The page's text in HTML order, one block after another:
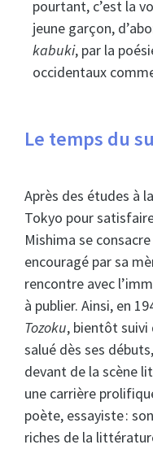
pourtant, c’est la
jeune garçon,
kabuki, par la
occidentaux
Le temps du
Après des études à
Tokyo pour
Mishima se
encouragé par sa
rencontre avec
à publier. Ainsi, en
Tozoku, bientôt suivi
salué dès ses
devant de la scène
une carrière
poète, essayiste :
riches de la